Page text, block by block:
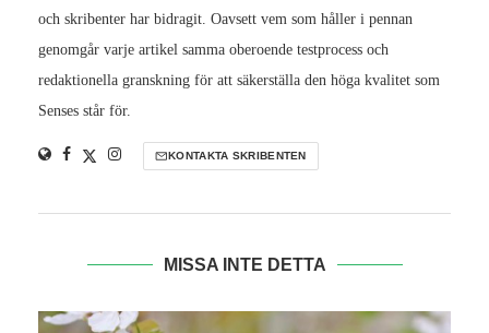
och skribenter har bidragit. Oavsett vem som håller i pennan
genomgår varje artikel samma oberoende testprocess och
redaktionella granskning för att säkerställa den höga kvalitet som
Senses står för.
KONTAKTA SKRIBENTEN
MISSA INTE DETTA